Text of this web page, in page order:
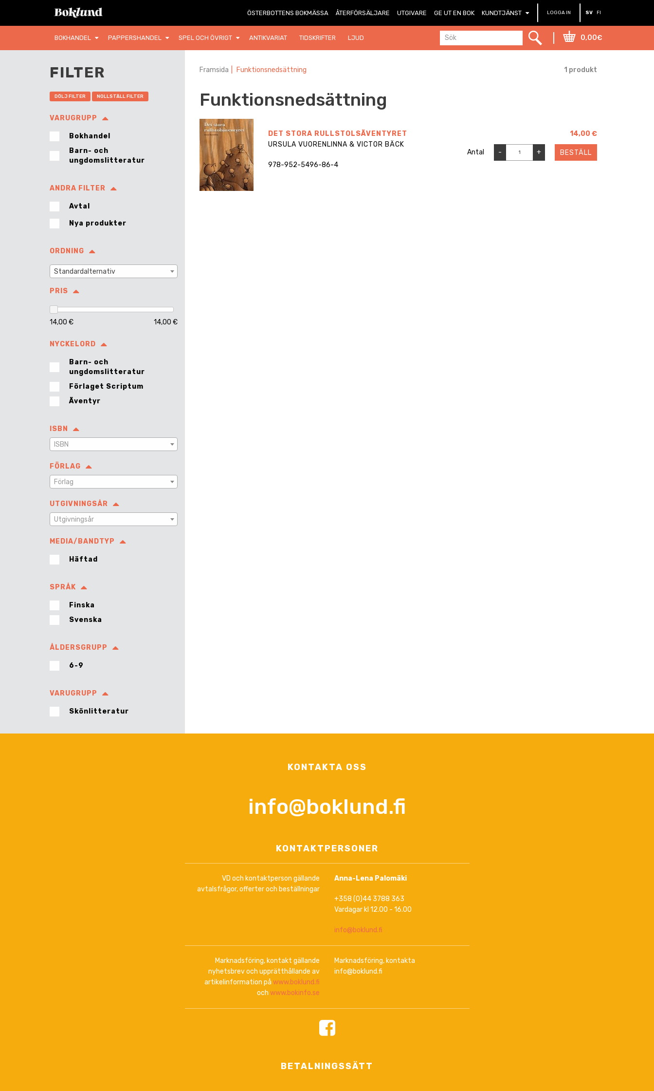
ÖSTERBOTTENS BOKMÄSSA ÅTERFÖRSÄLJARE UTGIVARE GE UT EN BOK KUNDTJÄNST LOGGA IN SV FI
BOKHANDEL PAPPERSHANDEL SPEL OCH ÖVRIGT ANTIKVARIAT TIDSKRIFTER LJUD 0,00€
FILTER
DÖLJ FILTER NOLLSTÄLL FILTER
VARUGRUPP
Bokhandel
Barn- och
ungdomslitteratur
ANDRA FILTER
Avtal
Nya produkter
ORDNING
Standardalternativ
PRIS
14,00 € 14,00 €
NYCKELORD
Barn- och
ungdomslitteratur
Förlaget Scriptum
Äventyr
ISBN
ISBN
FÖRLAG
Förlag
UTGIVNINGSÅR
Utgivningsår
MEDIA/BANDTYP
Häftad
SPRÅK
Finska
Svenska
ÅLDERSGRUPP
6-9
VARUGRUPP
Skönlitteratur
Framsida Funktionsnedsättning 1 produkt
Funktionsnedsättning
DET STORA RULLSTOLSÄVENTYRET
URSULA VUORENLINNA & VICTOR BÄCK
978-952-5496-86-4
14,00 €
Antal - + BESTÄLL
KONTAKTA OSS
info@boklund.fi
KONTAKTPERSONER
VD och kontaktperson gällande
avtalsfrågor, offerter och beställningar
Anna-Lena Palomäki
+358 (0)44 3788 363
Vardagar kl 12.00 - 16.00
info@boklund.fi
Marknadsföring, kontakt gällande
nyhetsbrev och upprätthållande av
artikelinformation på www.boklund.fi
och www.bokinfo.se
Marknadsföring, kontakta
info@boklund.fi
BETALNINGSSÄTT